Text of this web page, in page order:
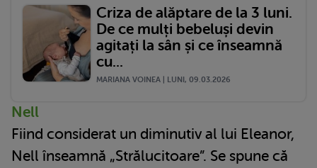
Criza de alăptare de la 3 luni.
De ce mulți bebeluși devin
agitați la sân și ce înseamnă
cu...
MARIANA VOINEA | LUNI, 09.03.2026
Nell
Fiind considerat un diminutiv al lui Eleanor,
Nell înseamnă „Strălucitoare”. Se spune că